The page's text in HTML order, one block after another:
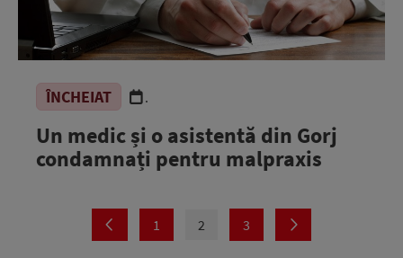
ÎNCHEIAT .
Un medic și o asistentă din Gorj
condamnați pentru malpraxis
1 2 3